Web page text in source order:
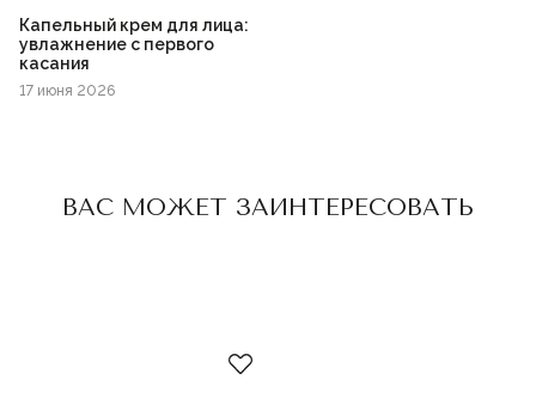
Капельный крем для лица:
увлажнение с первого
касания
17 июня 2026
ВАС МОЖЕТ ЗАИНТЕРЕСОВАТЬ
зарегистрируйтесь,
чтобы добавить товар в